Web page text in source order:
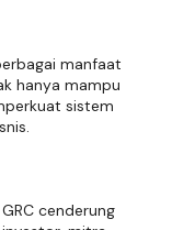
manfaat
hanya mampu
sistem
cenderung